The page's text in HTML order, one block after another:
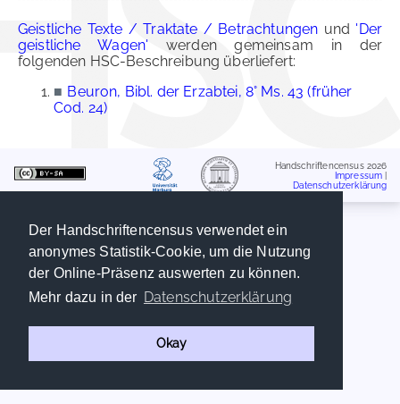
Der Handschriftencensus verwendet ein
anonymes Statistik-Cookie, um die Nutzung
der Online-Präsenz auswerten zu können.
Mehr dazu in der Datenschutzerklärung
Okay
Geistliche Texte / Traktate / Betrachtungen und 'Der
geistliche Wagen' werden gemeinsam in der
folgenden HSC-Beschreibung überliefert:
■ Beuron, Bibl. der Erzabtei, 8° Ms. 43 (früher
Cod. 24)
Handschriftencensus 2026
Impressum
Datenschutzerklärung